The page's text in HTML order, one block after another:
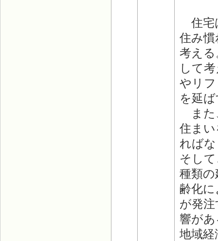
住宅
住み
考え
して
やリ
を延
また
住ま
れば
そし
種類
齢化
が発
響が
地域